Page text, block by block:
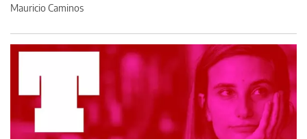
Mauricio Caminos